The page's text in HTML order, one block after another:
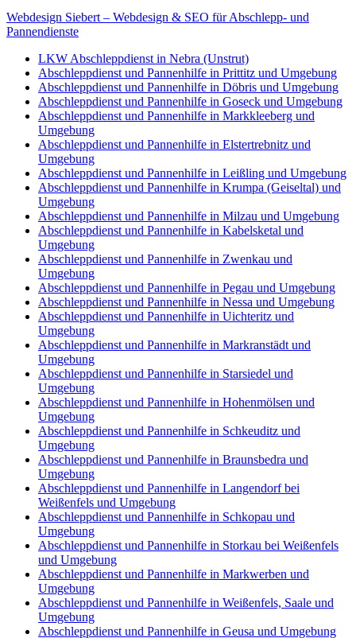
Webdesign Siebert – Webdesign & SEO für Abschlepp- und
Pannendienste
LKW Abschleppdienst in Nebra (Unstrut)
Abschleppdienst und Pannenhilfe in Prittitz und Umgebung
Abschleppdienst und Pannenhilfe in Döbris und Umgebung
Abschleppdienst und Pannenhilfe in Goseck und Umgebung
Abschleppdienst und Pannenhilfe in Markkleeberg und
Umgebung
Abschleppdienst und Pannenhilfe in Elstertrebnitz und
Umgebung
Abschleppdienst und Pannenhilfe in Leißling und Umgebung
Abschleppdienst und Pannenhilfe in Krumpa (Geiseltal) und
Umgebung
Abschleppdienst und Pannenhilfe in Milzau und Umgebung
Abschleppdienst und Pannenhilfe in Kabelsketal und
Umgebung
Abschleppdienst und Pannenhilfe in Zwenkau und
Umgebung
Abschleppdienst und Pannenhilfe in Pegau und Umgebung
Abschleppdienst und Pannenhilfe in Nessa und Umgebung
Abschleppdienst und Pannenhilfe in Uichteritz und
Umgebung
Abschleppdienst und Pannenhilfe in Markranstädt und
Umgebung
Abschleppdienst und Pannenhilfe in Starsiedel und
Umgebung
Abschleppdienst und Pannenhilfe in Hohenmölsen und
Umgebung
Abschleppdienst und Pannenhilfe in Schkeuditz und
Umgebung
Abschleppdienst und Pannenhilfe in Braunsbedra und
Umgebung
Abschleppdienst und Pannenhilfe in Langendorf bei
Weißenfels und Umgebung
Abschleppdienst und Pannenhilfe in Schkopau und
Umgebung
Abschleppdienst und Pannenhilfe in Storkau bei Weißenfels
und Umgebung
Abschleppdienst und Pannenhilfe in Markwerben und
Umgebung
Abschleppdienst und Pannenhilfe in Weißenfels, Saale und
Umgebung
Abschleppdienst und Pannenhilfe in Geusa und Umgebung